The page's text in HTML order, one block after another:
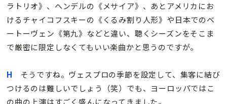
ラトリオ》、ヘンデルの《メサイア》、あとアメリカにお
けるチャイコフスキーの《くるみ割り人形》や日本でのベ
ートーヴェン《第九》などと違い、聴くシーズンをそこま
で厳密に限定しなくてもいい楽曲かと思うのですが。
H そうですね。ヴェスプロの季節を設定して、集客に結び
つけるのは難しいでしょう（笑）でも、ヨーロッパではこ
の曲の上演はすごく盛んになってきました。